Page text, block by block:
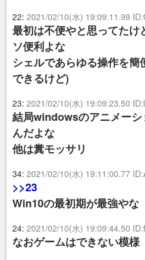
22: 2021/02/10(水) 19:09:11.99
最初は不便やと思ってたけ
ソ便利よな
シェルであらゆる操作を
できるけど)
23: 2021/02/10(水) 19:09:23.50
結局windowsのアニメー
んだよな
他は糞モッサリ
34: 2021/02/10(水) 19:11:00.77
>>23
Win10の最初期が最強やな
24: 2021/02/10(水) 19:09:44.50
なおゲームはできない模様